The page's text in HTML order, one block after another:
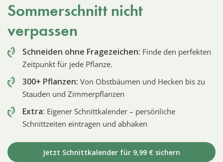
Sommerschnitt nicht
verpassen
Schneiden ohne Fragezeichen: Finde den perfekten
Zeitpunkt für jede Pflanze.
300+ Pflanzen: Von Obstbäumen und Hecken bis zu
Stauden und Zimmerpflanzen
Extra: Eigener Schnittkalender – persönliche
Schnittzeiten eintragen und abhaken
Jetzt Schnittkalender für 9,99 € sichern